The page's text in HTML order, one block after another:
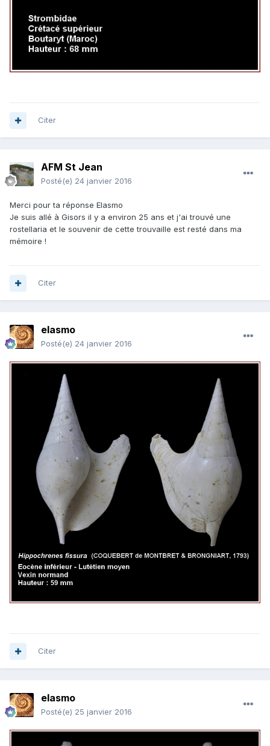
Citer
AFM St Jean
Posté(e) 24 janvier 2016
Merci pour ta réponse Elasmo
Je suis allé à Gisors il y a environ 25 ans et j'ai trouvé une
rostellaria et le souvenir de cette trouvaille est resté dans ma
mémoire !
Citer
elasmo
Posté(e) 24 janvier 2016
Citer
elasmo
Posté(e) 25 janvier 2016